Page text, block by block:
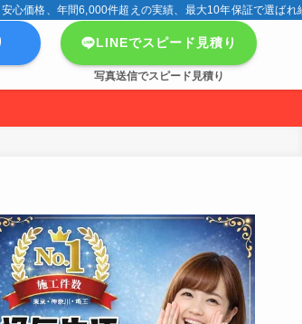
心価格、年間6,000件超えの実績、最大10年保証で選ばれ
LINEでスピード見積り
写真送信でスピード見積り